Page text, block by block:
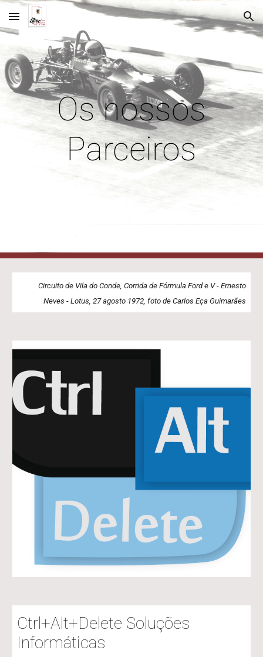
Skip to main content Skip to navigation
Os nossos
Parceiros
Circuito de Vila do Conde, Corrida de Fórmula Ford e V - Ernesto
Neves - Lotus, 27 agosto 1972, foto de Carlos Eça Guimarães
Ctrl+Alt+Delete Soluções
Informáticas